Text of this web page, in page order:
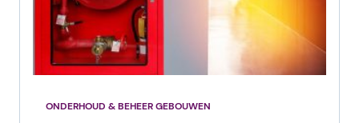
ONDERHOUD & BEHEER GEBOUWEN